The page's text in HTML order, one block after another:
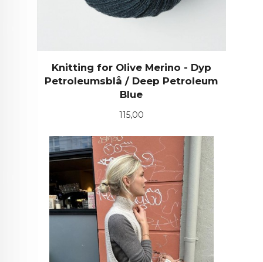
Knitting for Olive Merino - Dyp
Petroleumsblå / Deep Petroleum
Blue
Pris
115,00